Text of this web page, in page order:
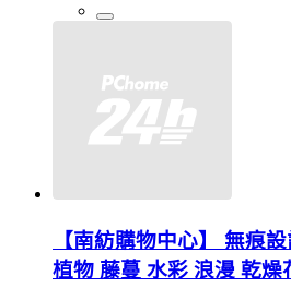
【南紡購物中心】 無痕
植物 藤蔓 水彩 浪漫 乾燥